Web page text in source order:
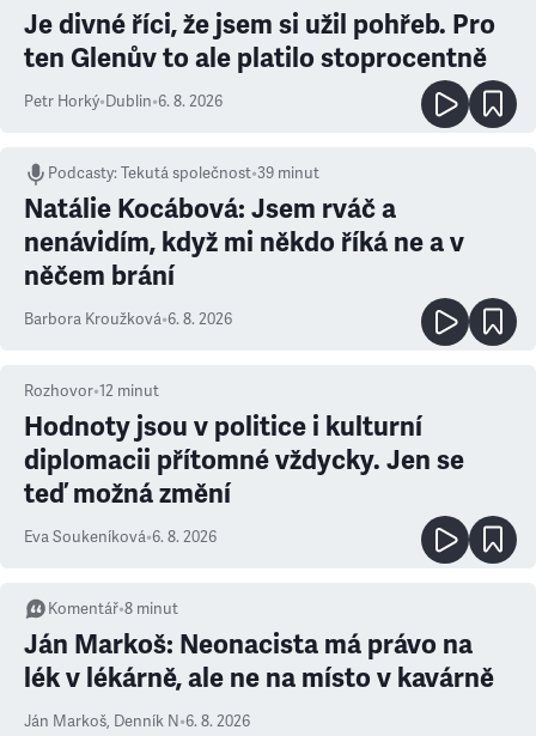
Je divné říci, že jsem si užil pohřeb. Pro
ten Glenův to ale platilo stoprocentně
Petr Horký•Dublin•6. 8. 2026
Podcasty:Tekutá společnost•39 minut
Natálie Kocábová: Jsem rváč a
nenávidím, když mi někdo říká ne a v
něčem brání
Barbora Kroužková•6. 8. 2026
Rozhovor•12 minut
Hodnoty jsou v politice i kulturní
diplomacii přítomné vždycky. Jen se
teď možná změní
Eva Soukeníková•6. 8. 2026
Komentář•8 minut
Ján Markoš: Neonacista má právo na
lék v lékárně, ale ne na místo v kavárně
Ján Markoš, Denník N•6. 8. 2026